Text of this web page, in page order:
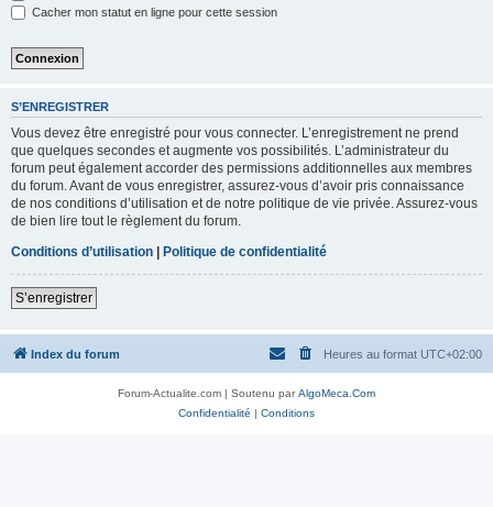
Cacher mon statut en ligne pour cette session
S’ENREGISTRER
Vous devez être enregistré pour vous connecter. L’enregistrement ne prend
que quelques secondes et augmente vos possibilités. L’administrateur du
forum peut également accorder des permissions additionnelles aux membres
du forum. Avant de vous enregistrer, assurez-vous d’avoir pris connaissance
de nos conditions d’utilisation et de notre politique de vie privée. Assurez-vous
de bien lire tout le règlement du forum.
Conditions d’utilisation | Politique de confidentialité
S’enregistrer
Index du forum Heures au format UTC+02:00
Forum-Actualite.com | Soutenu parAlgoMeca.Com
Confidentialité | Conditions